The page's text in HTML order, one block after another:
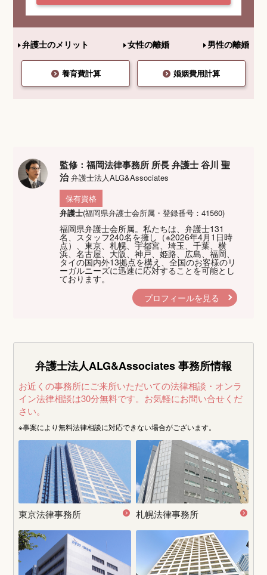
弁護士のメリット 女性の離婚 男性の離婚
養育費計算 婚姻費用計算
監修：福岡法律事務所 所長 弁護士 谷川 聖
治弁護士法人ALG&Associates
保有資格
弁護士(福岡県弁護士会所属・登録番号：41560)
福岡県弁護士会所属。私たちは、弁護士131
名、スタッフ240名を擁し（※2026年4月1日時
点）、東京、札幌、宇都宮、埼玉、千葉、横
浜、名古屋、大阪、神戸、姫路、広島、福岡、
タイの国内外13拠点を構え、全国のお客様のリ
ーガルニーズに迅速に応対することを可能とし
ております。
プロフィールを見る
弁護士法人ALG&Associates事務所情報
お近くの事務所にご来所いただいての法律相談・オンラ
イン法律相談は30分無料です。 お気軽にお問い合せくだ
さい。
※事案により無料法律相談に対応できない場合がございます。
東京法律事務所 札幌法律事務所